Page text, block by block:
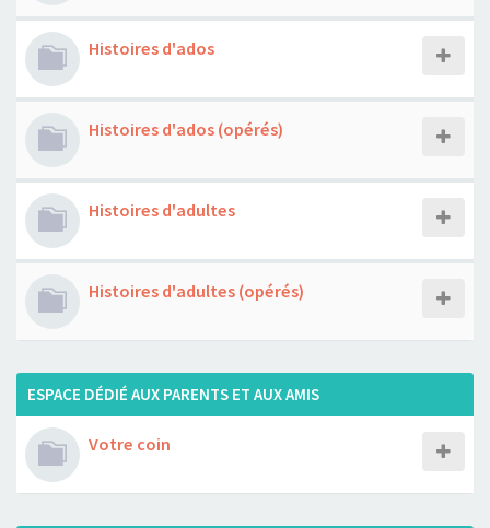
Histoires d'ados
Histoires d'ados (opérés)
Histoires d'adultes
Histoires d'adultes (opérés)
ESPACE DÉDIÉ AUX PARENTS ET AUX AMIS
Votre coin